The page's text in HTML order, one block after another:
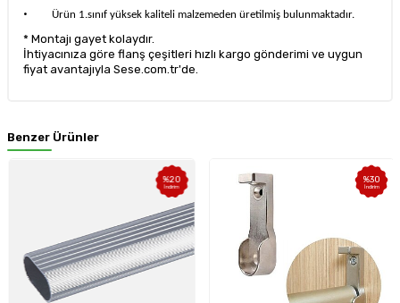
· Ürün 1.sınıf yüksek kaliteli malzemeden üretilmiş bulunmaktadır.
* Montajı gayet kolaydır.
İhtiyacınıza göre flanş çeşitleri hızlı kargo gönderimi ve uygun
fiyat avantajıyla Sese.com.tr'de.
Benzer Ürünler
%20
İndirim
%30
İndirim